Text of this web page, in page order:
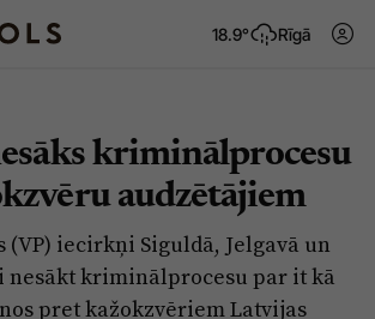
18.9° Rīgā
Pieslēgties
Tēmas
Viedokļi
kriminālprocesu
audzētājiem
(VP) iecirkņi Siguldā, Jelgavā un
nesākt kriminālprocesu par it kā
pret kažokzvēriem Latvijas